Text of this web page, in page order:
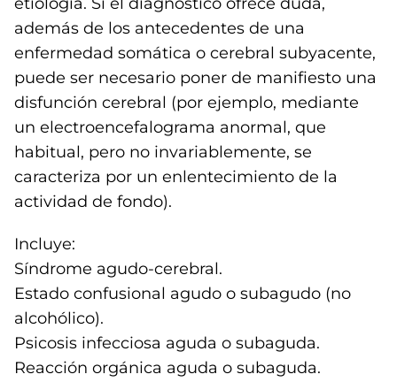
además de los antecedentes de una
enfermedad somática o cerebral subyacente,
puede ser necesario poner de manifiesto una
disfunción cerebral (por ejemplo, mediante
un electroencefalograma anormal, que
habitual, pero no invariablemente, se
caracteriza por un enlentecimiento de la
actividad de fondo).
Incluye:
Síndrome agudo-cerebral.
Estado confusional agudo o subagudo (no
alcohólico).
Psicosis infecciosa aguda o subaguda.
Reacción orgánica aguda o subaguda.